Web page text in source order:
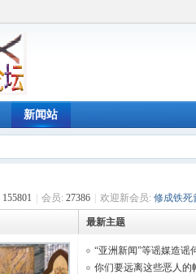
新闻站
155801 会员: 27386 欢迎新会员: 修成铁死
最新主题
“亚洲新闻”等谣媒造谣
你们要远离这些恶人的